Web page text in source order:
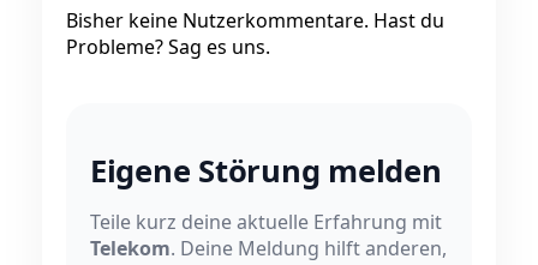
Bisher keine Nutzerkommentare. Hast du
Probleme? Sag es uns.
Eigene Störung melden
Teile kurz deine aktuelle Erfahrung mit
Telekom. Deine Meldung hilft anderen,